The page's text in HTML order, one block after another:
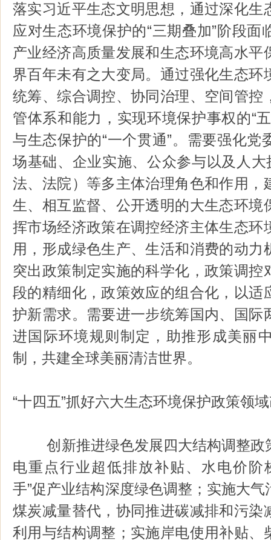
落实习近平生态文明思想，通过深化生
应对生态环境保护的“三期叠加”阶段面
产业经济高质量发展和生态环境高水平
界百年未有之大变局。通过强化生态环
统筹、综合调控、协同治理、空间管控
管体系和能力，实现环境保护事权的“
与生态保护的“一个贯通”。需要强化党
场基础、企业实施、公众参与以及人大
法、法院）等多主体治理角色和作用，
生、相互监督、公开透明的大生态环境
挥市场经济政策在调控经济主体生态环
用，形成绿色生产、生活和消费的动力
突出政策制定实施的科学化，政策调控
段的精细化，政策效应的组合化，以适
护新需求。需要进一步统筹国内、国际
进国际环境规则制定，助推形成美丽
制，共建全球美丽清洁世界。
“十四五”抓好六大生态环境保护政策领
创新推进绿色发展四大结构调整政
电重点行业超低排放补贴、水电价阶
手”促产业结构深度绿色调整；实施大
煤炭减量替代，协同推进碳减排和污染
利用与结构调整；实施岸电使用补贴、